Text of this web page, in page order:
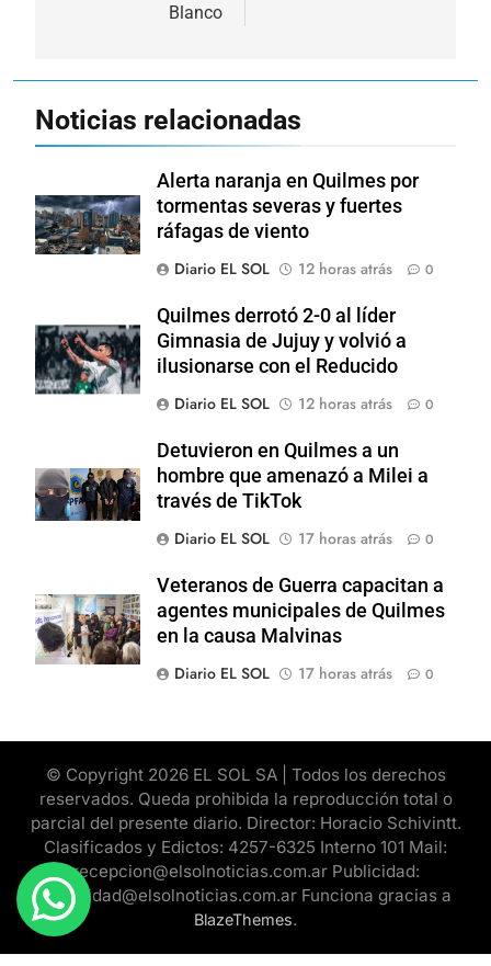
Blanco
Noticias relacionadas
Alerta naranja en Quilmes por
tormentas severas y fuertes
ráfagas de viento
Diario EL SOL
12 horas atrás 0
Quilmes derrotó 2-0 al líder
Gimnasia de Jujuy y volvió a
ilusionarse con el Reducido
Diario EL SOL
12 horas atrás 0
Detuvieron en Quilmes a un
hombre que amenazó a Milei a
través de TikTok
Diario EL SOL
17 horas atrás 0
Veteranos de Guerra capacitan a
agentes municipales de Quilmes
en la causa Malvinas
Diario EL SOL
17 horas atrás 0
© Copyright 2026 EL SOL SA | Todos los derechos
reservados. Queda prohibida la reproducción total o
parcial del presente diario. Director: Horacio Schivintt.
Clasificados y Edictos: 4257-6325 Interno 101 Mail:
recepcion@elsolnoticias.com.ar Publicidad:
publicidad@elsolnoticias.com.ar Funciona gracias a
BlazeThemes.